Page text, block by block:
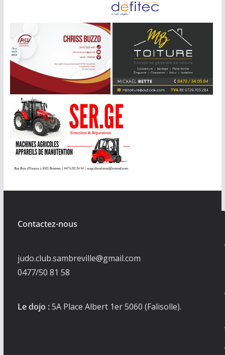
Contactez-nous
judo.club.sambreville@gmail.com
0477/50 81 58
Le dojo :5A Place Albert 1er 5060 (Falisolle).